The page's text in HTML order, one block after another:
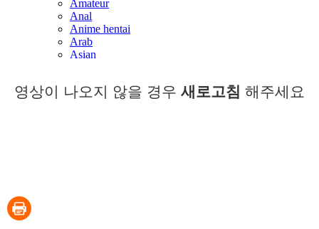
영상이 나오지 않을 경우 새로고침 해주세요